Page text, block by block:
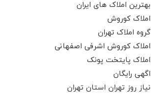
بهترین املاک های ایران
املاک کوروش
گروه املاک تهران
املاک کوروش اشرفی اصفهانی
املاک پایتخت پونک
اگهی رایگان
نیاز روز تهران استان تهران